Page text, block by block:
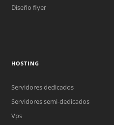
Diseño flyer
HOSTING
Servidores dedicados
Servidores semi-dedicados
Vps